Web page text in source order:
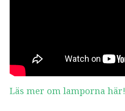
Läs mer om lamporna här!